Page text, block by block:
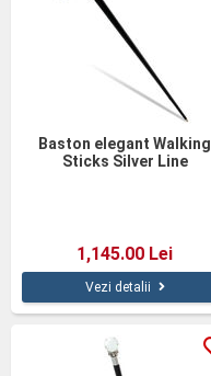
Baston elegant Walking
Sticks Silver Line
1,145.00 Lei
Vezi detalii